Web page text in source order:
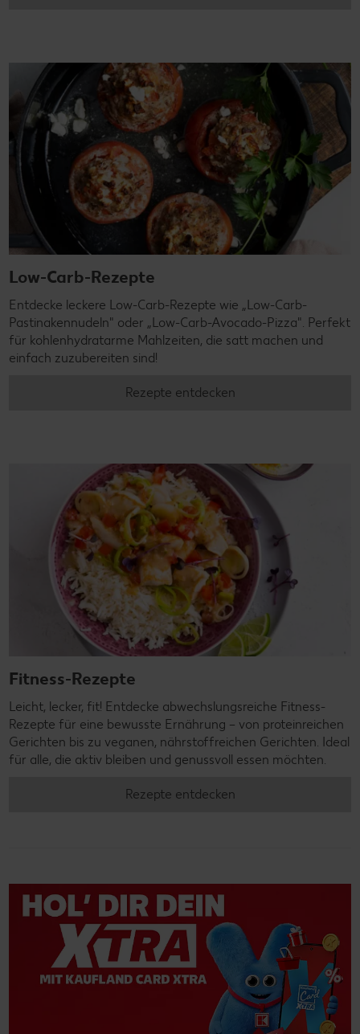
Low-Carb-Rezepte
Entdecke leckere Low-Carb-Rezepte wie „Low-Carb-
Pastinakennudeln" oder „Low-Carb-Avocado-Pizza". Perfekt
für kohlenhydratarme Mahlzeiten, die satt machen und
einfach zuzubereiten sind!
Rezepte entdecken
Fitness-Rezepte
Leicht, lecker, fit! Entdecke abwechslungsreiche Fitness-
Rezepte für eine bewusste Ernährung – von proteinreichen
Gerichten bis zu veganen, nährstoffreichen Gerichten. Ideal
für alle, die aktiv bleiben und genussvoll essen möchten.
Rezepte entdecken